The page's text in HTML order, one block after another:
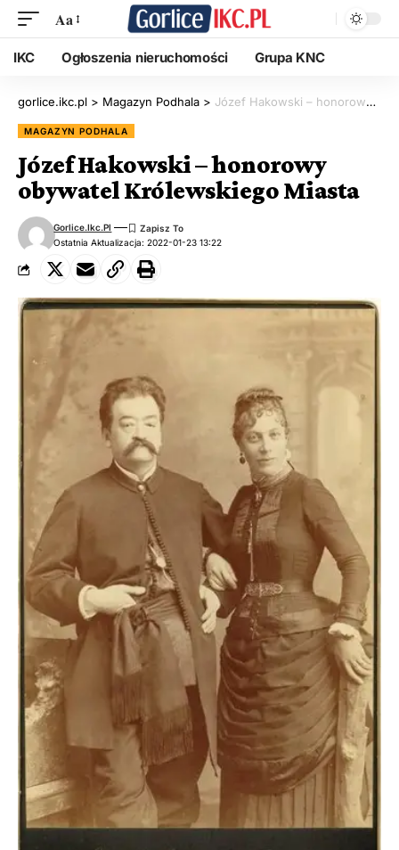
Aa
IKC Ogłoszenia nieruchomości Grupa KNC
gorlice.ikc.pl > Magazyn Podhala > Józef Hakowski – honorowy obywatel Królewskiego Miasta
MAGAZYN PODHALA
Józef Hakowski – honorowy
obywatel Królewskiego Miasta
Ostatnia Aktualizacja: 2022-01-23 13:22
Gorlice.ikc.pl